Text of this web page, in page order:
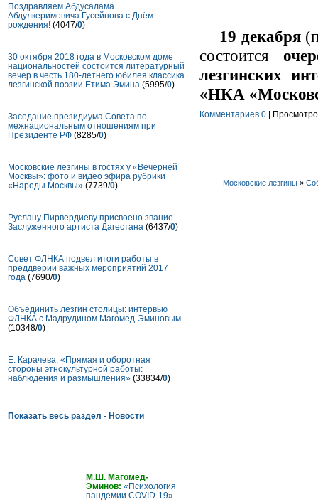
19 декабря
состоится
лезгинских
«НКА
Комментариев 0 |
Московские лезгины »
Поздравляем Абдусалама
Абдулкеримовича Гусейнова с Днём
рождения! (4047/0)
30 октября 2018 года в Московском доме
национальностей состоится литературный
вечер в честь 180-летнего юбилея классика
лезгинской поэзии Етима Эмина (5995/0)
Заседание президиума Совета по
межнациональным отношениям при
Президенте РФ (8285/0)
Московские лезгины в гостях у «Вечерней
Москвы»: фото и видео эфира рубрики
«Народы Москвы» (7739/0)
Руслану Пирвердиеву присвоено звание
Заслуженного артиста Дагестана (6437/0)
Совет ФЛНКА подвел итоги работы в
преддверии важных мероприятий 2017
года (7690/0)
Объединить лезгин столицы: интервью
ФЛНКА с Мадрудином Магомед-Эминовым
(10348/0)
Е. Карачева: «Прямая и оборотная
стороны этнокультурной работы:
наблюдения и размышления» (33834/0)
Показать весь раздел - Новости
М.Ш. Магомед-
Эминов: «Психология
пандемии COVID-19»